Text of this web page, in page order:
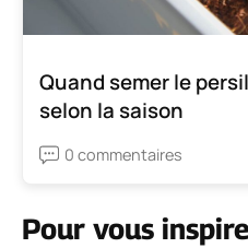
Quand semer le
selon la saison
0 commentaires
Pour vous